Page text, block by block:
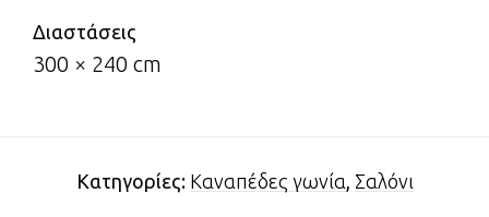
Διαστάσεις
300 × 240 cm
Κατηγορίες: Καναπέδες γωνία, Σαλόνι